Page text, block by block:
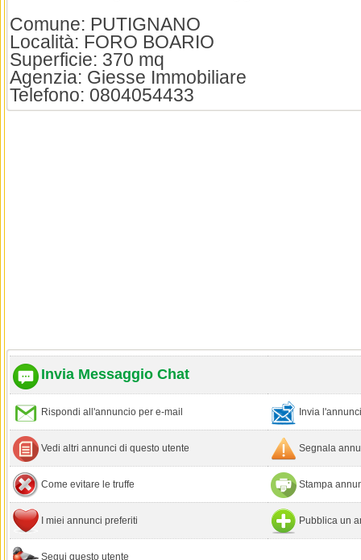
Comune: PUTIGNANO
Località: FORO BOARIO
Superficie: 370 mq
Agenzia: Giesse Immobiliare
Telefono: 0804054433
Invia Messaggio Chat
Rispondi all'annuncio per e-mail Invia
Vedi altri annunci di questo utente Segnala
Come evitare le truffe Stampa
I miei annunci preferiti Pubblica un
Segui questo utente